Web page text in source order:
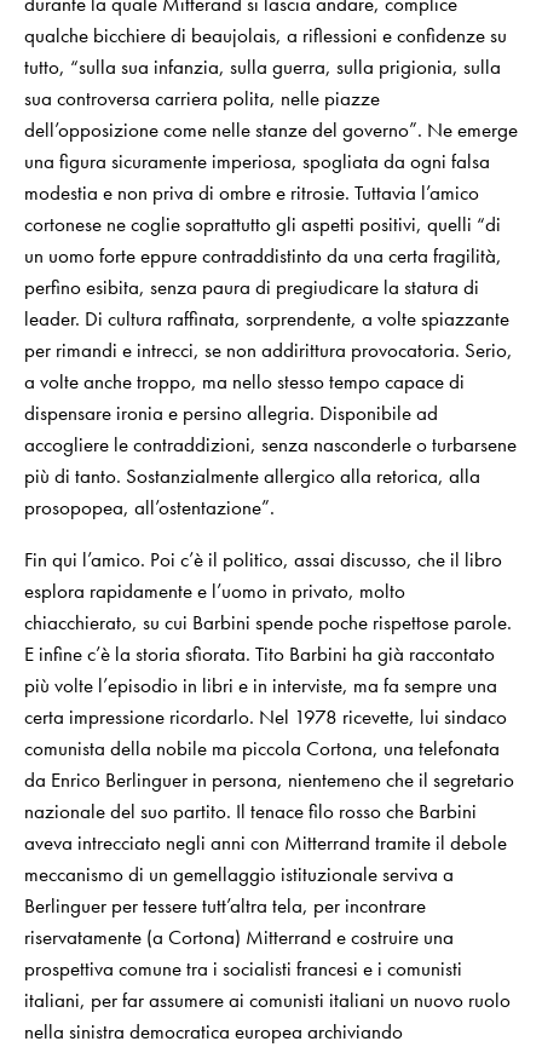
qualche bicchiere di beaujolais, a riflessioni e confidenze su
tutto, “sulla sua infanzia, sulla guerra, sulla prigionia, sulla
sua controversa carriera polita, nelle piazze
dell’opposizione come nelle stanze del governo”. Ne emerge
una figura sicuramente imperiosa, spogliata da ogni falsa
modestia e non priva di ombre e ritrosie. Tuttavia l’amico
cortonese ne coglie soprattutto gli aspetti positivi, quelli “di
un uomo forte eppure contraddistinto da una certa fragilità,
perfino esibita, senza paura di pregiudicare la statura di
leader. Di cultura raffinata, sorprendente, a volte spiazzante
per rimandi e intrecci, se non addirittura provocatoria. Serio,
a volte anche troppo, ma nello stesso tempo capace di
dispensare ironia e persino allegria. Disponibile ad
accogliere le contraddizioni, senza nasconderle o turbarsene
più di tanto. Sostanzialmente allergico alla retorica, alla
prosopopea, all’ostentazione”.
Fin qui l’amico. Poi c’è il politico, assai discusso, che il libro
esplora rapidamente e l’uomo in privato, molto
chiacchierato, su cui Barbini spende poche rispettose parole.
E infine c’è la storia sfiorata. Tito Barbini ha già raccontato
più volte l’episodio in libri e in interviste, ma fa sempre una
certa impressione ricordarlo. Nel 1978 ricevette, lui sindaco
comunista della nobile ma piccola Cortona, una telefonata
da Enrico Berlinguer in persona, nientemeno che il segretario
nazionale del suo partito. Il tenace filo rosso che Barbini
aveva intrecciato negli anni con Mitterrand tramite il debole
meccanismo di un gemellaggio istituzionale serviva a
Berlinguer per tessere tutt’altra tela, per incontrare
riservatamente (a Cortona) Mitterrand e costruire una
prospettiva comune tra i socialisti francesi e i comunisti
italiani, per far assumere ai comunisti italiani un nuovo ruolo
nella sinistra democratica europea archiviando